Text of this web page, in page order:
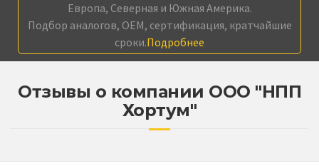
Европа, Северная и Южная Америка.
Подбор аналогов, OEM, сертификация, кратчайшие
сроки.Подробнее
Отзывы о компании ООО "НПП
Хортум"